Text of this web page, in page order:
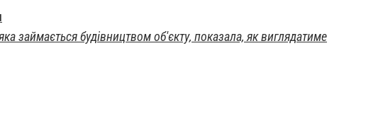
займається будівництвом об'єкту, показала, як виглядатиме